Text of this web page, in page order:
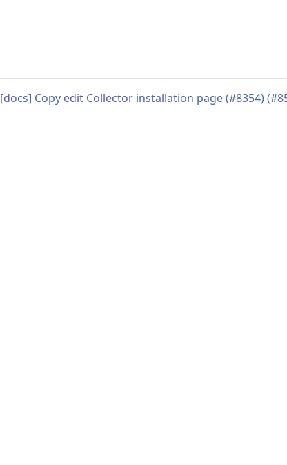
[docs] Copy edit Collector installation page (#8354)